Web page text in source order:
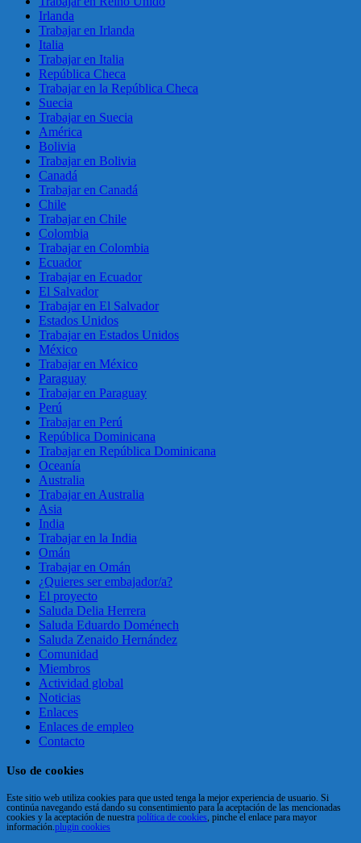
Irlanda
Trabajar en Irlanda
Italia
Trabajar en Italia
República Checa
Trabajar en la República Checa
Suecia
Trabajar en Suecia
América
Bolivia
Trabajar en Bolivia
Canadá
Trabajar en Canadá
Chile
Trabajar en Chile
Colombia
Trabajar en Colombia
Ecuador
Trabajar en Ecuador
El Salvador
Trabajar en El Salvador
Estados Unidos
Trabajar en Estados Unidos
México
Trabajar en México
Paraguay
Trabajar en Paraguay
Perú
Trabajar en Perú
República Dominicana
Trabajar en República Dominicana
Oceanía
Australia
Trabajar en Australia
Asia
India
Trabajar en la India
Omán
Trabajar en Omán
¿Quieres ser embajador/a?
El proyecto
Saluda Delia Herrera
Saluda Eduardo Doménech
Saluda Zenaido Hernández
Comunidad
Miembros
Actividad global
Noticias
Enlaces
Enlaces de empleo
Contacto
Uso de cookies
Este sitio web utiliza cookies para que usted tenga la mejor experiencia de usuario. Si
continúa navegando está dando su consentimiento para la aceptación de las mencionadas
cookies y la aceptación de nuestra política de cookies, pinche el enlace para mayor
información.plugin cookies